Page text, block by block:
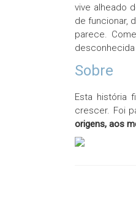
vive alheado
de funcionar,
parece.
Sobre
Esta história
crescer. Foi
origens, aos